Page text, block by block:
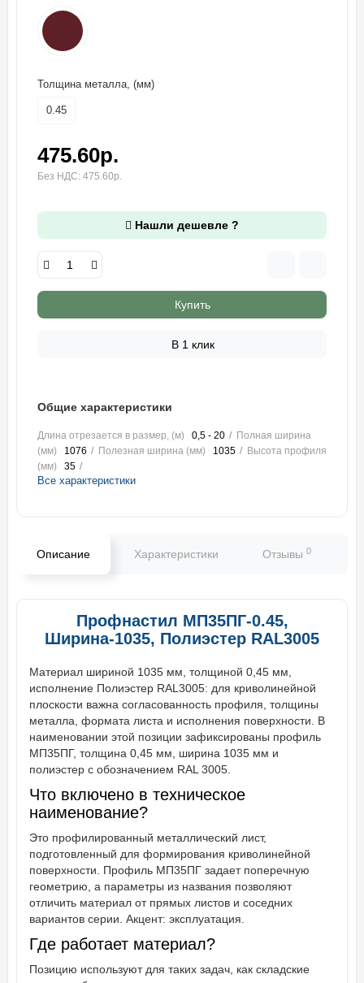
Толщина металла, (мм)
0.45
475.60р.
Без НДС: 475.60р.
Нашли дешевле ?
Купить
В 1 клик
Общие характеристики
Длина отрезается в размер, (м) 0,5 - 20
Полная ширина
(мм)
1076 Полезная ширина (мм) 1035
Высота профиля
(мм)
35
Все характеристики
Описание Характеристики Отзывы 0
Профнастил МП35ПГ-0.45,
Ширина-1035, Полиэстер RAL3005
Материал шириной 1035 мм, толщиной 0,45 мм,
исполнение Полиэстер RAL3005: для криволинейной
плоскости важна согласованность профиля, толщины
металла, формата листа и исполнения поверхности. В
наименовании этой позиции зафиксированы профиль
МП35ПГ, толщина 0,45 мм, ширина 1035 мм и
полиэстер с обозначением RAL 3005.
Что включено в техническое
наименование?
Это профилированный металлический лист,
подготовленный для формирования криволинейной
поверхности. Профиль МП35ПГ задает поперечную
геометрию, а параметры из названия позволяют
отличить материал от прямых листов и соседних
вариантов серии. Акцент: эксплуатация.
Где работает материал?
Позицию используют для таких задач, как складские